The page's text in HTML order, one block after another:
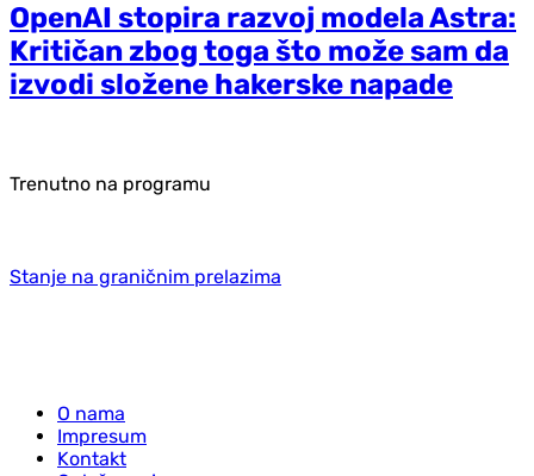
OpenAI stopira razvoj modela Astra:
Kritičan zbog toga što može sam da
izvodi složene hakerske napade
Trenutno na programu
Stanje na graničnim prelazima
O nama
Impresum
Kontakt